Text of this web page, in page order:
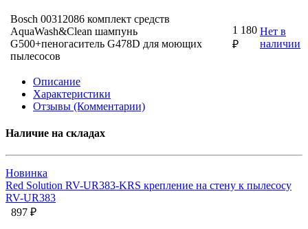
Bosch 00312086 комплект средств
AquaWash&Clean шампунь
G500+пеногаситель G478D для моющих
пылесосов
1 180
₽
Нет в
наличии
Описание
Характеристики
Отзывы (Комментарии)
Наличие на складах
Новинка
Red Solution RV-UR383-KRS крепление на стену к пылесосу
RV-UR383
897 ₽